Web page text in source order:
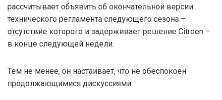
рассчитывает объявить об окончательной версии
технического регламента следующего сезона –
отсутствие которого и задерживает решение Citroen –
в конце следующей недели.
Тем не менее, он настаивает, что не обеспокоен
продолжающимися дискуссиями.